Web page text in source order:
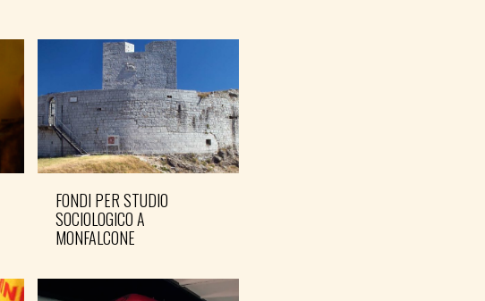
FONDI PER STUDIO
SOCIOLOGICO A
MONFALCONE